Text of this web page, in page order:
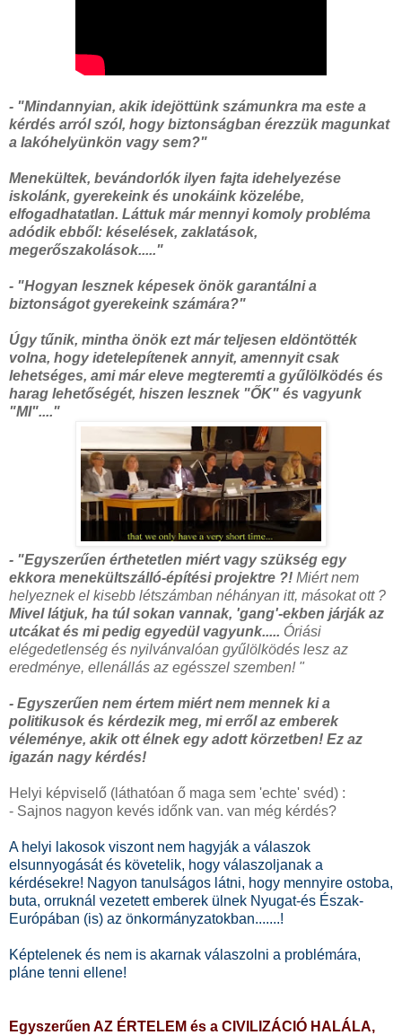
- "Mindannyian, akik idejöttünk számunkra ma este a
kérdés arról szól, hogy biztonságban érezzük magunkat
a lakóhelyünkön vagy sem?"
Menekültek, bevándorlók ilyen fajta idehelyezése
iskolánk, gyerekeink és unokáink közelébe,
elfogadhatatlan. Láttuk már mennyi komoly probléma
adódik ebből: késelések, zaklatások,
megerőszakolások....."
- "Hogyan lesznek képesek önök garantálni a
biztonságot gyerekeink számára?"
Úgy tűnik, mintha önök ezt már teljesen eldöntötték
volna, hogy idetelepítenek annyit, amennyit csak
lehetséges, ami már eleve megteremti a gyűlölködés és
harag lehetőségét, hiszen lesznek "ŐK" és vagyunk
"MI"...."
- "Egyszerűen érthetetlen miért vagy szükség egy
ekkora menekültszálló-építési projektre ?! Miért nem
helyeznek el kisebb létszámban néhányan itt, másokat ott ?
Mivel látjuk, ha túl sokan vannak, 'gang'-ekben járják az
utcákat és mi pedig egyedül vagyunk..... Óriási
elégedetlenség és nyilvánvalóan gyűlölködés lesz az
eredménye, ellenállás az egésszel szemben! "
- Egyszerűen nem értem miért nem mennek ki a
politikusok és kérdezik meg, mi erről az emberek
véleménye, akik ott élnek egy adott körzetben! Ez az
igazán nagy kérdés!
Helyi képviselő (láthatóan ő maga sem 'echte' svéd) :
- Sajnos nagyon kevés időnk van. van még kérdés?
A helyi lakosok viszont nem hagyják a válaszok
elsunnyogását és követelik, hogy válaszoljanak a
kérdésekre! Nagyon tanulságos látni, hogy mennyire ostoba,
buta, orruknál vezetett emberek ülnek Nyugat-és Észak-
Európában (is) az önkormányzatokban.......!
Képtelenek és nem is akarnak válaszolni a problémára,
pláne tenni ellene!
Egyszerűen AZ ÉRTELEM és a CIVILIZÁCIÓ HALÁLA,